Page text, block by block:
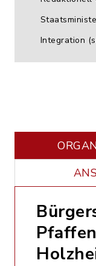
Integration